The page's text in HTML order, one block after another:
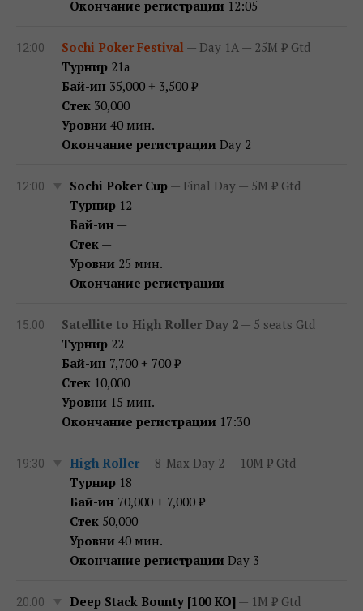
Окончание регистрации 12:05
12:00 Sochi Poker Festival — Day 1A — 25M ₽ Gtd
Турнир 21a
Бай-ин 35,000 + 3,500 ₽
Стек 30,000
Уровни 40 мин.
Окончание регистрации Day 2
12:00 Sochi Poker Cup — Final Day — 5M ₽ Gtd
Турнир 12
Бай-ин —
Стек —
Уровни 25 мин.
Окончание регистрации —
15:00 Satellite to High Roller Day 2 — 5 seats Gtd
Турнир 22
Бай-ин 7,700 + 700 ₽
Стек 10,000
Уровни 15 мин.
Окончание регистрации 17:30
19:30 High Roller — 8-Max Day 2 — 10M ₽ Gtd
Турнир 18
Бай-ин 70,000 + 7,000 ₽
Стек 50,000
Уровни 40 мин.
Окончание регистрации Day 3
20:00 Deep Stack Bounty [100 KO] — 1M ₽ Gtd